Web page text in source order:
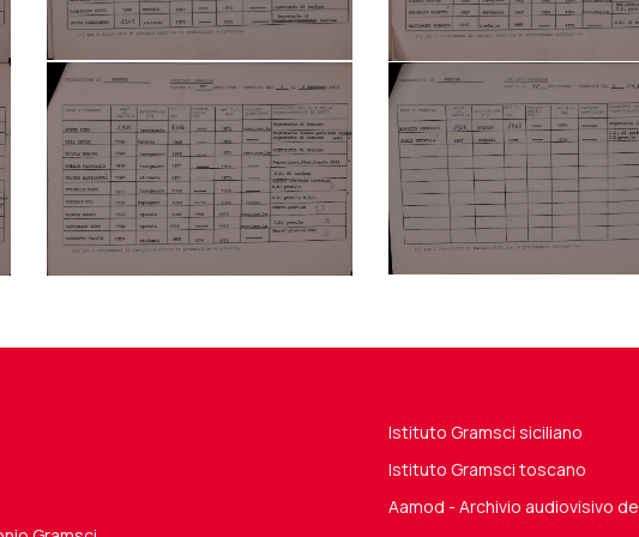
Istituto Gramsci siciliano
Istituto Gramsci toscano
Aamod - Archivio audiovisivo